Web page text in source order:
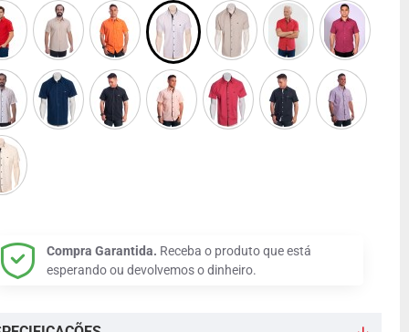
Compra Garantida. Receba o produto que está
esperando ou devolvemos o dinheiro.